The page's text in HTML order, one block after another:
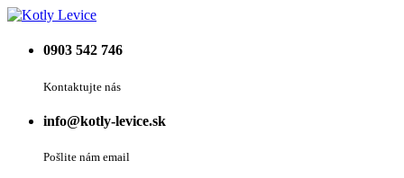
0903 542 746
Kontaktujte nás
info@kotly-levice.sk
Pošlite nám email